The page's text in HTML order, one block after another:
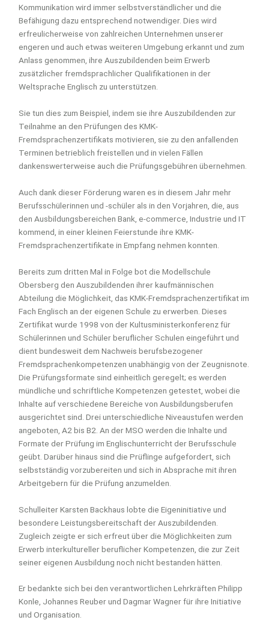
Kommunikation wird immer selbstverständlicher und die
Befähigung dazu entsprechend notwendiger. Dies wird
erfreulicherweise von zahlreichen Unternehmen unserer
engeren und auch etwas weiteren Umgebung erkannt und zum
Anlass genommen, ihre Auszubildenden beim Erwerb
zusätzlicher fremdsprachlicher Qualifikationen in der
Weltsprache Englisch zu unterstützen.
Sie tun dies zum Beispiel, indem sie ihre Auszubildenden zur
Teilnahme an den Prüfungen des KMK-
Fremdsprachenzertifikats motivieren, sie zu den anfallenden
Terminen betrieblich freistellen und in vielen Fällen
dankenswerterweise auch die Prüfungsgebühren übernehmen.
Auch dank dieser Förderung waren es in diesem Jahr mehr
Berufsschülerinnen und -schüler als in den Vorjahren, die, aus
den Ausbildungsbereichen Bank, e-commerce, Industrie und IT
kommend, in einer kleinen Feierstunde ihre KMK-
Fremdsprachenzertifikate in Empfang nehmen konnten.
Bereits zum dritten Mal in Folge bot die Modellschule
Obersberg den Auszubildenden ihrer kaufmännischen
Abteilung die Möglichkeit, das KMK-Fremdsprachenzertifikat im
Fach Englisch an der eigenen Schule zu erwerben. Dieses
Zertifikat wurde 1998 von der Kultusministerkonferenz für
Schülerinnen und Schüler beruflicher Schulen eingeführt und
dient bundesweit dem Nachweis berufsbezogener
Fremdsprachenkompetenzen unabhängig von der Zeugnisnote.
Die Prüfungsformate sind einheitlich geregelt; es werden
mündliche und schriftliche Kompetenzen getestet, wobei die
Inhalte auf verschiedene Bereiche von Ausbildungsberufen
ausgerichtet sind. Drei unterschiedliche Niveaustufen werden
angeboten, A2 bis B2. An der MSO werden die Inhalte und
Formate der Prüfung im Englischunterricht der Berufsschule
geübt. Darüber hinaus sind die Prüflinge aufgefordert, sich
selbstständig vorzubereiten und sich in Absprache mit ihren
Arbeitgebern für die Prüfung anzumelden.
Schulleiter Karsten Backhaus lobte die Eigeninitiative und
besondere Leistungsbereitschaft der Auszubildenden.
Zugleich zeigte er sich erfreut über die Möglichkeiten zum
Erwerb interkultureller beruflicher Kompetenzen, die zur Zeit
seiner eigenen Ausbildung noch nicht bestanden hätten.
Er bedankte sich bei den verantwortlichen Lehrkräften Philipp
Konle, Johannes Reuber und Dagmar Wagner für ihre Initiative
und Organisation.